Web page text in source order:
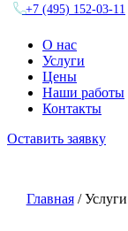
+7 (495) 152-03-11
О нас
Услуги
Цены
Наши работы
Контакты
Оставить заявку
Главная/ Услуги